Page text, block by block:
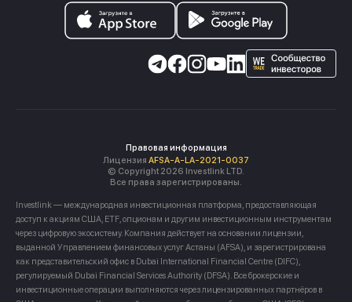
Правовая информация
Лицензия AFSA-A-LA-2021-0037
© Copyright 2026 Investlink LTD.
Все права зарегистрированы.
Investlink — международная инвестиционная платформа, предоставляющая
доступ к акциям США, ETF, опционам и другим инвестиционным инструментам
через цифровую экосистему. Компания действует на основании лицензии,
выданной Управлением финансовых услуг Астаны (AFSA), и зарегистрирована
как представительский офис в Dubai International Financial Centre (DIFC),
регулируемый Dubai Financial Services Authority (DFSA). Все брокерские и
инвестиционные операции выполняются через лицензированных партнёров в